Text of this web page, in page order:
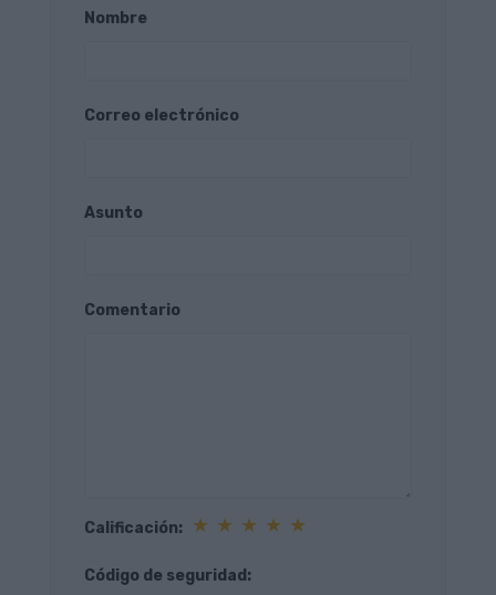
Nombre
Correo electrónico
Asunto
Comentario
Calificación: ★ ★ ★ ★ ★
Código de seguridad: